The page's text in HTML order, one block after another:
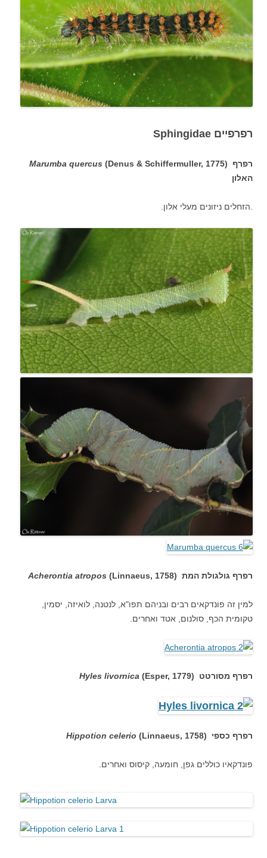
רפרפיים Sphingidae
Marumba quercus (Denus & Schiffermuller, 1775) רפרף
האלון
רפרף גולגולת המת (
Acherontia atropos (Linnaeus, 1758
למין זה פונדקאים רבים ובניהם תפו"א, לנטנה, לואיזה, יסמין,
טקומית הכף, סולנום, אטד ואחרים.
רפרף מסורטט ( Hyles livornica (Esper, 1779
רפרף כספי ( Hippotion celerio (Linnaeus, 1758
פונדקאיו כוללים גפן, חומעה, קיסוס ואחרים.